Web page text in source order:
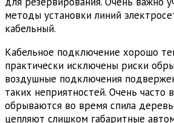
методы установки линий
кабельный.
Кабельное подключение хорошо
практически исключены риски
воздушные подключения
таких неприятностей. Очень часто
обрываются во время спила
цепляют слишком габаритные